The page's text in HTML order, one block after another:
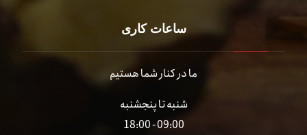
ساعات کاری
ما در کنار شما هستیم
شنبه تا پنجشنبه
09:00 - 18:00